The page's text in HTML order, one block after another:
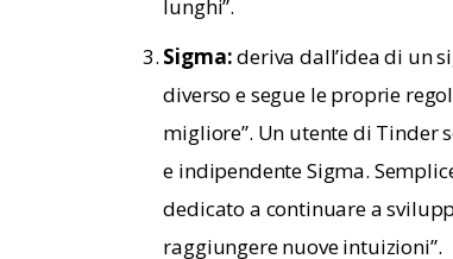
lunghi”.
Sigma:deriva dall’idea di un
diverso e segue le proprie
migliore”. Un utente di Tinder
e indipendente Sigma.
dedicato a continuare a
raggiungere nuove intuizioni”.